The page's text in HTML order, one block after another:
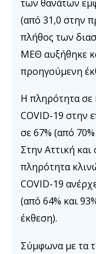
των θανάτων
(από 31,0 στην
πλήθος των
ΜΕΘ αυξήθηκε
προηγούμενη
Η πληρότητα
COVID-19 στην
σε 67% (από
Στην Αττική
πληρότητα
COVID-19
(από 64% και
έκθεση).
Σύμφωνα με τα